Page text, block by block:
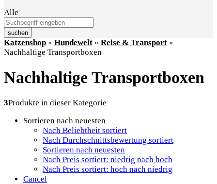
Alle
suchen
Katzenshop » Hundewelt » Reise & Transport »
Nachhaltige Transportboxen
Nachhaltige Transportboxen
3Produkte in dieser Kategorie
Sortieren nach neuesten
Nach Beliebtheit sortiert
Nach Durchschnittsbewertung sortiert
Sortieren nach neuesten
Nach Preis sortiert: niedrig nach hoch
Nach Preis sortiert: hoch nach niedrig
Cancel